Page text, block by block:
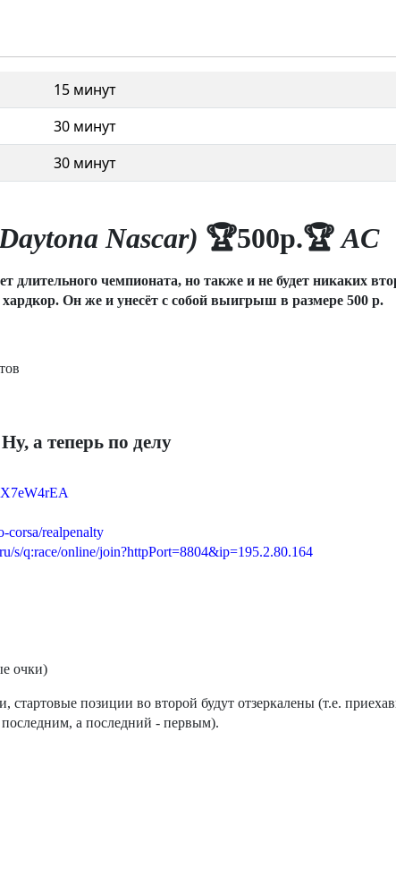
15 минут
30 минут
30 минут
Nascar) 🏆500р.🏆AC
длительного чемпионата, но также и не будет никаких
хардкор. Он же и унесёт с собой выигрыш в размере 500 р.
Ну, а теперь по делу
corsa/realpenalty
s/q:race/online/join?httpPort=8804&ip=195.2.80.164
очки)
стартовые позиции во второй будут отзеркалены (т.е.
последним, а последний - первым).